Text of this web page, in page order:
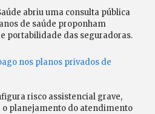
abriu uma consulta pública
de saúde proponham
portabilidade das seguradoras.
nos planos privados de
risco assistencial grave,
planejamento do atendimento